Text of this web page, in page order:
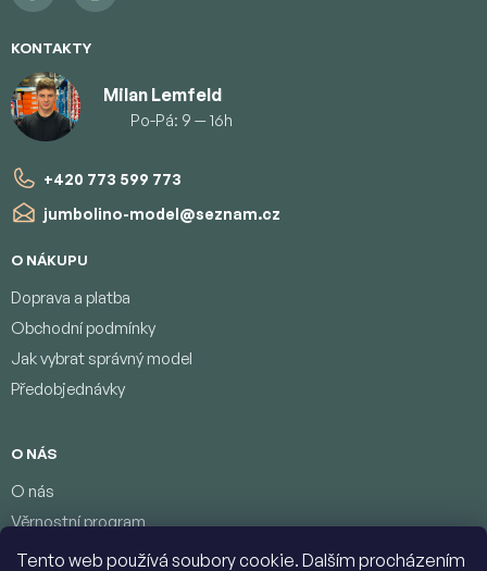
Tento web používá soubory cookie. Dalším procházením
KONTAKTY
Milan Lemfeld
Po-Pá: 9 — 16h
+420 773 599 773
jumbolino-model@seznam.cz
O NÁKUPU
Doprava a platba
Obchodní podmínky
Jak vybrat správný model
Předobjednávky
O NÁS
O nás
Věrnostní program
Podmínky ochrany osobních údajů